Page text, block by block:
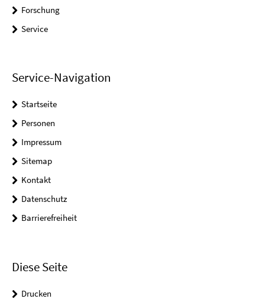
Forschung
Service
Service-Navigation
Startseite
Personen
Impressum
Sitemap
Kontakt
Datenschutz
Barrierefreiheit
Diese Seite
Drucken